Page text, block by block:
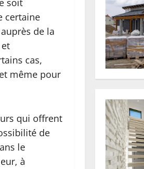
certaine
de la
cas,
même pour
qui offrent
de
le
à